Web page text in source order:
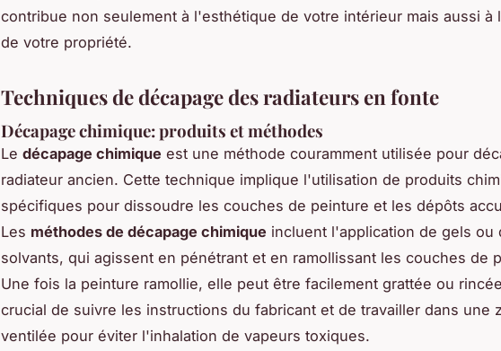
contribue non seulement à l'esthétique de votre intérieur mais aussi à
de votre propriété.
Techniques de décapage des radiateurs en fonte
Décapage chimique: produits et méthodes
Le décapage chimique est une méthode couramment utilisée pour
radiateur ancien. Cette technique implique l'utilisation de produits
spécifiques pour dissoudre les couches de peinture et les dépôts
Les méthodes de décapage chimique incluent l'application de gels ou
solvants, qui agissent en pénétrant et en ramollissant les couches de
Une fois la peinture ramollie, elle peut être facilement grattée ou
crucial de suivre les instructions du fabricant et de travailler dans une
ventilée pour éviter l'inhalation de vapeurs toxiques.